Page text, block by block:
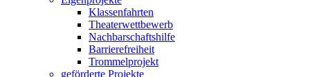
Klassenfahrten
Theaterwettbewerb
Nachbarschaftshilfe
Barrierefreiheit
Trommelprojekt
geförderte Projekte